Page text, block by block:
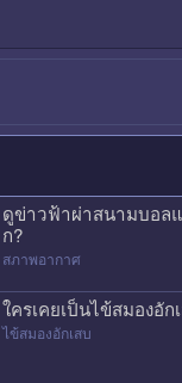
ดูข่าวฟ้าผ่าสนามบอล
ก?
สภาพอากาศ
ใครเคยเป็นไข้สมองอั
ไข้สมองอักเสบ